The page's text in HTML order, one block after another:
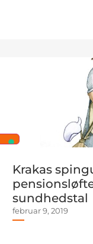
Krakas
sundhedstal
februar 9, 2019